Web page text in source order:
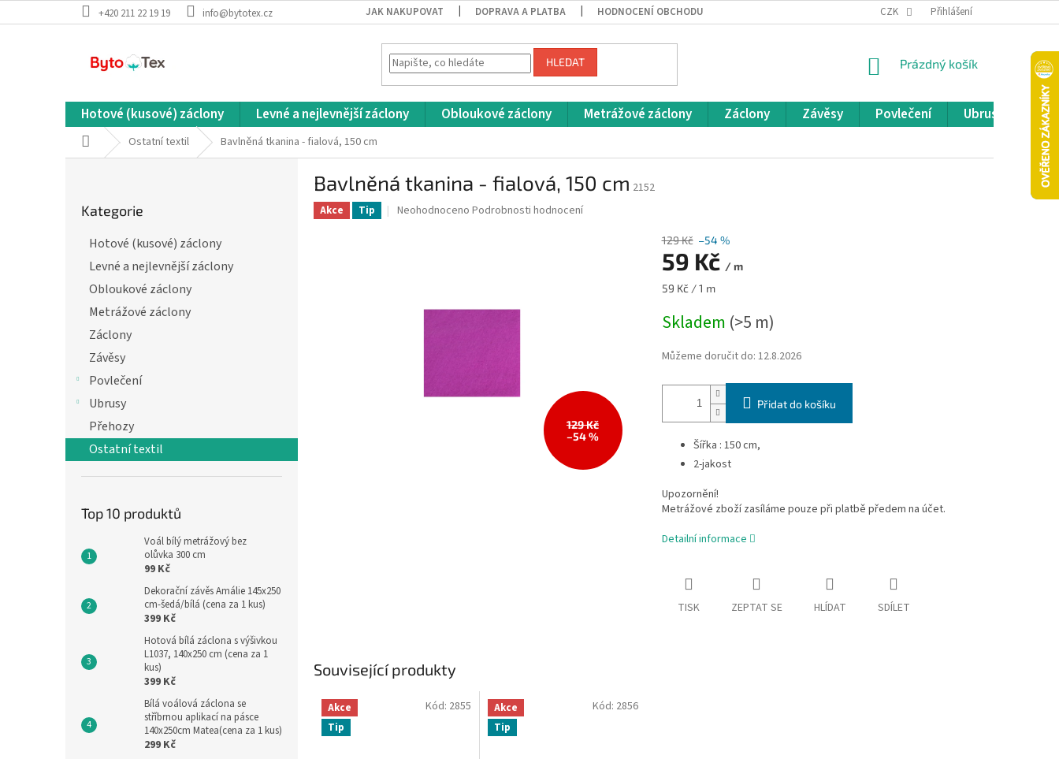
na
+420 211 22 19 19 info@bytotex.cz JAK NAKUPOVAT DOPRAVA A PLATBA HODNOCENÍ OBCHODU OBCHODNÍ PODMÍNKY
CZK Přihlášení
HLEDAT
NÁKUPNÍ
Prázdný košík
Hotové (kusové) záclony Levné a nejlevnější záclony Obloukové záclony Metrážové záclony Záclony Závěsy Povlečení Ubrusy
Domů Ostatní textil Bavlněná tkanina - fialová, 150 cm
kategorie
Kategorie
Hotové (kusové) záclony
Levné a nejlevnější záclony
Obloukové záclony
Metrážové záclony
Záclony
Závěsy
Povlečení
Ubrusy
Přehozy
Ostatní textil
Top 10 produktů
Voál bílý metrážový bez
olůvka 300 cm
99 Kč
Dekorační závěs Amálie 145x250
cm-šedá/bílá (cena za 1 kus)
399 Kč
Hotová bílá záclona s výšivkou
L1037, 140x250 cm (cena za 1
kus)
399 Kč
Bílá voálová záclona se
stříbrnou aplikací na pásce
140x250cm Matea(cena za 1 kus)
299 Kč
Bavlněná tkanina - fialová, 150 cm 2152
Akce Tip
Průměrné
hvězdiček.
Neohodnoceno Podrobnosti hodnocení
129 Kč
–54 %
129 Kč –54 %
59 Kč / m
Měrná
59 Kč / 1 m
Skladem (>5 m)
Můžeme doručit do: 12.8.2026
Přidat do košíku
Šířka : 150 cm,
2-jakost
Upozornění!
Metrážové zboží zasíláme pouze při platbě předem na účet.
Detailní informace
TISK ZEPTAT SE HLÍDAT SDÍLET
Související produkty
Akce
Tip
Kód: 2855
Akce
Tip
Kód: 2856